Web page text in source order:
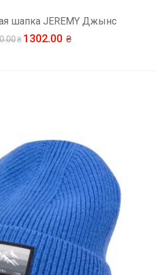
шапка JEREMY Джынс
1302.00